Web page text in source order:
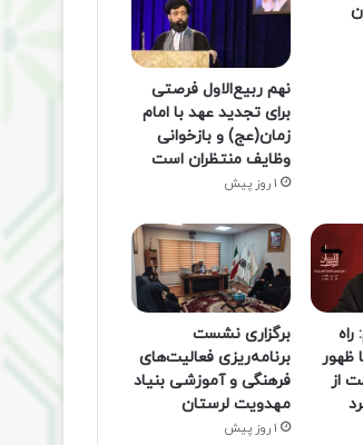
نهم ربیع‌الاول فرصتی
برای تجدید عهد با امام
زمان(عج) و بازخوانی
وظایف منتظران است
1 روز پیش
ظهور
از
برگزاری نشست
برنامه‌ریزی فعالیت‌های
فرهنگی و آموزشی بنیاد
مهدویت لرستان
1 روز پیش